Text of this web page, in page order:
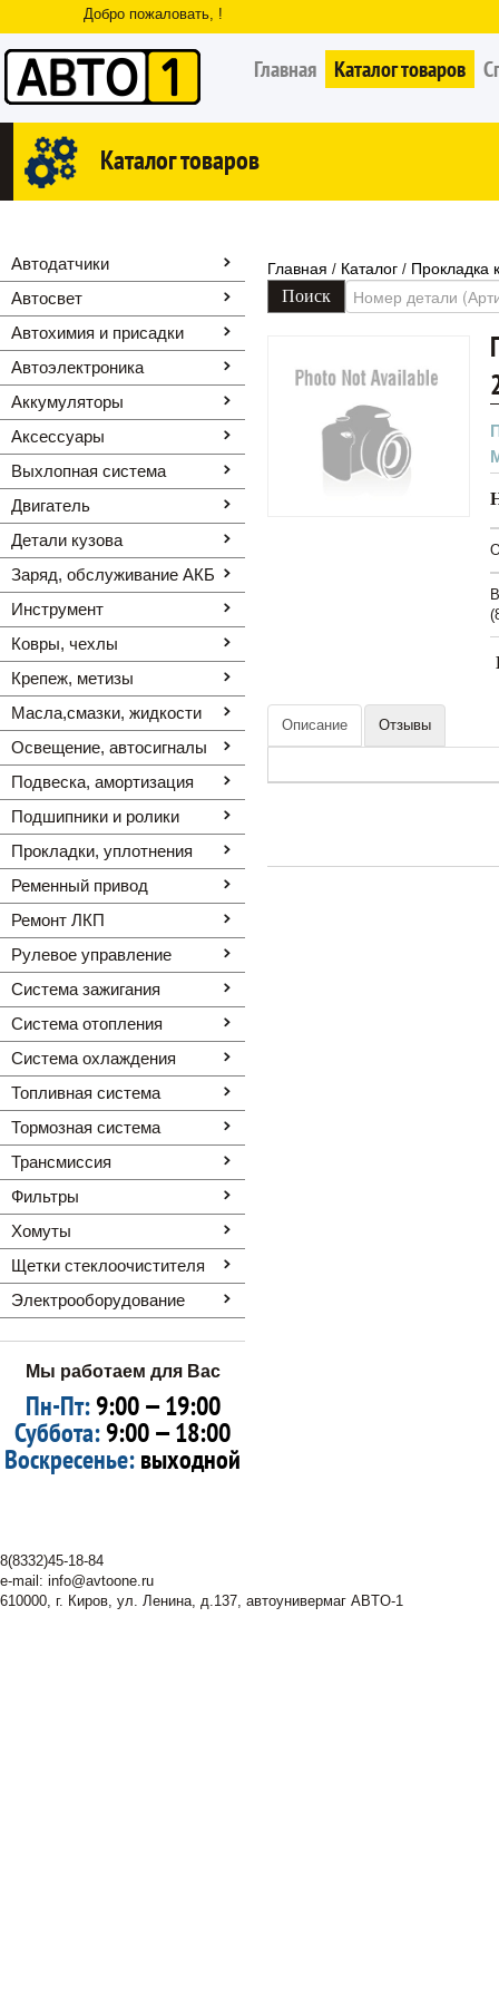
Добро пожаловать, !
Главная Каталог товаров
Каталог товаров
Автодатчики
Автосвет
Автохимия и присадки
Автоэлектроника
Аккумуляторы
Аксессуары
Выхлопная система
Двигатель
Детали кузова
Заряд, обслуживание АКБ
Инструмент
Ковры, чехлы
Крепеж, метизы
Масла,смазки, жидкости
Освещение, автоcигналы
Подвеска, амортизация
Подшипники и ролики
Прокладки, уплотнения
Ременный привод
Ремонт ЛКП
Рулевое управление
Система зажигания
Система отопления
Система охлаждения
Топливная система
Тормозная система
Трансмиссия
Фильтры
Хомуты
Щетки стеклоочистителя
Электрооборудование
Мы работаем для Вас
Пн-Пт:9:00 — 19:00
Суббота:9:00 — 18:00
Воскресенье:выходной
Главная / Каталог / Прокладка
Описание Отзывы
8(8332)45-18-84
e-mail: info@avtoone.ru
610000, г. Киров, ул. Ленина, д.137, автоунивермаг ABTO-1